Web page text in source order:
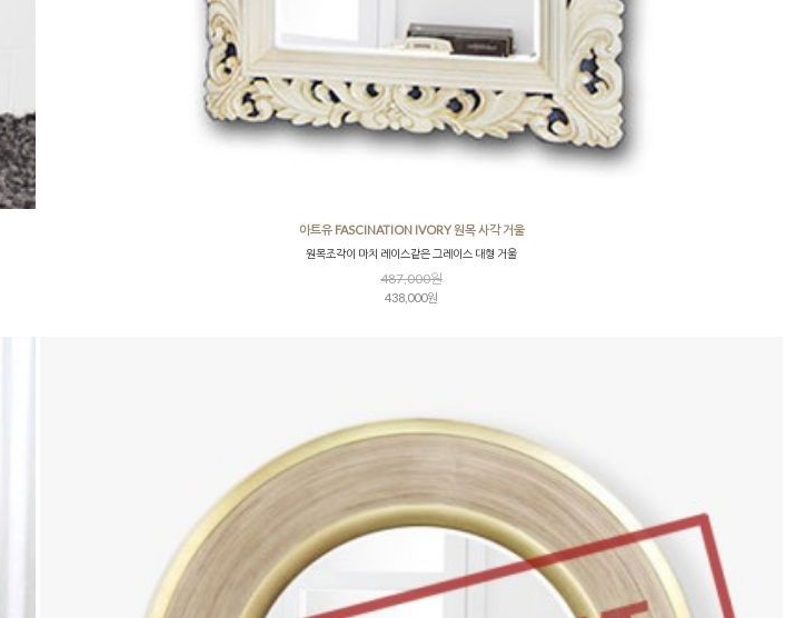
아트유 FASCINATION IVORY 원목 사각 거울
원목조각이 마치 레이스같은 그레이스 대형 거울
487,000원
438,000원